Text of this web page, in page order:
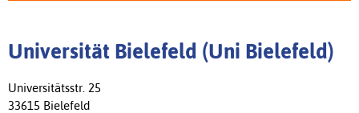
Universität Bielefeld (Uni Bielefeld)
Universitätsstr. 25
33615 Bielefeld